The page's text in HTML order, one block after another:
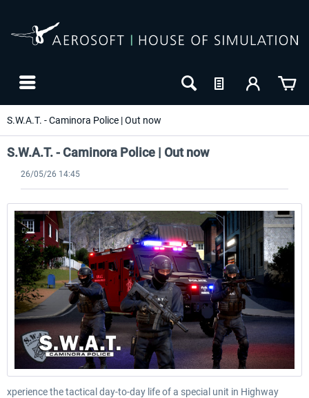
S.W.A.T. - Caminora Police | Out now
S.W.A.T. - Caminora Police | Out now
26/05/26 14:45
xperience the tactical day-to-day life of a special unit in Highway